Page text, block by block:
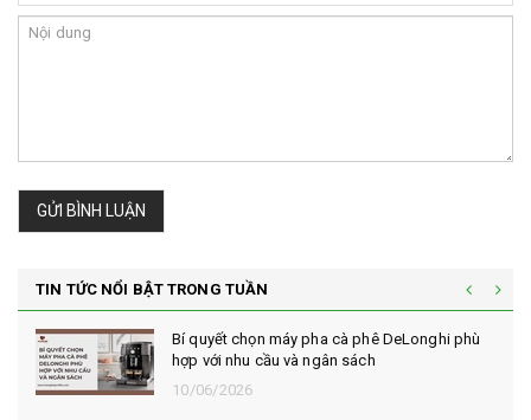
GỬI BÌNH LUẬN
TIN TỨC NỔI BẬT TRONG TUẦN
Vì sao cà phê robusta rang mộc được đánh
giá cao trong giới sành cà phê?
10/06/2026